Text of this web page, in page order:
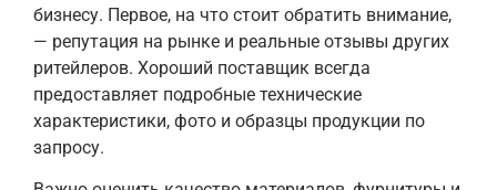
бизнесу. Первое, на что стоит обратить внимание,
— репутация на рынке и реальные отзывы других
ритейлеров. Хороший поставщик всегда
предоставляет подробные технические
характеристики, фото и образцы продукции по
запросу.